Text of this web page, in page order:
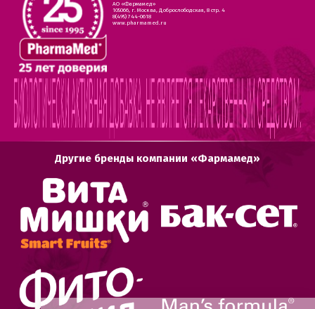
АО «Фармамед»
105066, г. Москва, Доброслободская, 8 стр. 4
8(495) 744-0618
www.pharmamed.ru
Другие бренды компании «Фармамед»